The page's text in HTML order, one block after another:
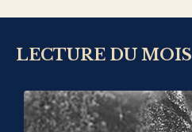
LECTURE DU MOIS